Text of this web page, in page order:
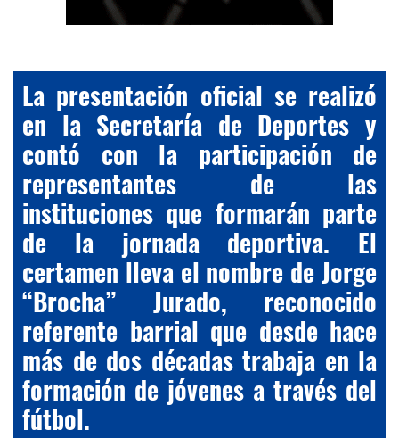
La presentación oficial se realizó
en la Secretaría de Deportes y
contó con la participación de
representantes de las
instituciones que formarán parte
de la jornada deportiva. El
certamen lleva el nombre de Jorge
“Brocha” Jurado, reconocido
referente barrial que desde hace
más de dos décadas trabaja en la
formación de jóvenes a través del
fútbol.